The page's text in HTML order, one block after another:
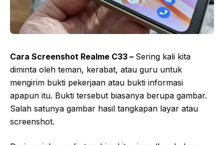
Cara Screenshot Realme C33 – Sering kali kita
diminta oleh teman, kerabat, atau guru untuk
mengirim bukti pekerjaan atau bukti informasi
apapun itu. Bukti tersebut biasanya berupa gambar.
Salah satunya gambar hasil tangkapan layar atau
screenshot.